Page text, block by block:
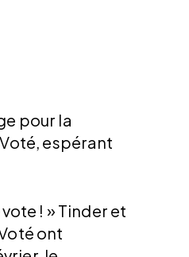
pour la
espérant
! » Tinder et
ont